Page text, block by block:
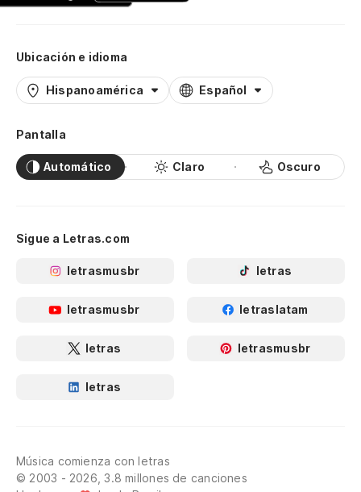
Ubicación e idioma
Hispanoamérica Español
Pantalla
Automático Claro Oscuro
Sigue a Letras.com
letrasmusbr letras
letrasmusbr letraslatam
letras letrasmusbr
letras
Música comienza con letras
© 2003 - 2026, 3.8 millones de canciones